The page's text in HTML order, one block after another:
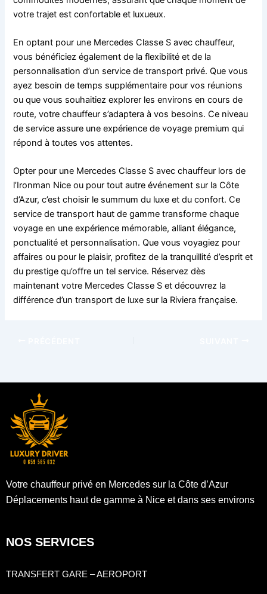
votre trajet est confortable et luxueux.
En optant pour une Mercedes Classe S avec chauffeur,
vous bénéficiez également de la flexibilité et de la
personnalisation d’un service de transport privé. Que vous
ayez besoin de temps supplémentaire pour vos réunions
ou que vous souhaitiez explorer les environs en cours de
route, votre chauffeur s’adaptera à vos besoins. Ce niveau
de service assure une expérience de voyage premium qui
répond à toutes vos attentes.
Opter pour une Mercedes Classe S avec chauffeur lors de
l’Ironman Nice ou pour tout autre événement sur la Côte
d’Azur, c’est choisir le summum du luxe et du confort. Ce
service de transport haut de gamme transforme chaque
voyage en une expérience mémorable, alliant élégance,
ponctualité et personnalisation. Que vous voyagiez pour
affaires ou pour le plaisir, profitez de la tranquillité d’esprit et
du prestige qu’offre un tel service. Réservez dès
maintenant votre Mercedes Classe S et découvrez la
différence d’un transport de luxe sur la Riviera française.
Votre chauffeur privé en Mercedes sur la Côte d’Azur
Déplacements haut de gamme à Nice et dans ses environs
NOS SERVICES
TRANSFERT GARE – AEROPORT